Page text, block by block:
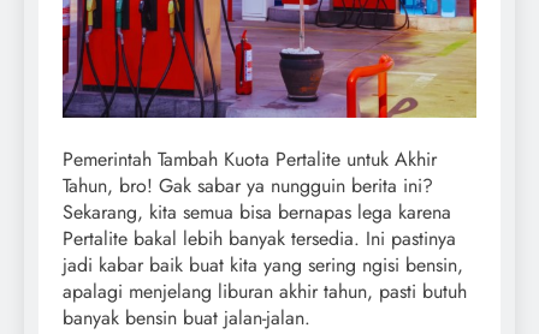
Pemerintah Tambah Kuota Pertalite untuk Akhir
Tahun, bro! Gak sabar ya nungguin berita ini?
Sekarang, kita semua bisa bernapas lega karena
Pertalite bakal lebih banyak tersedia. Ini pastinya
jadi kabar baik buat kita yang sering ngisi bensin,
apalagi menjelang liburan akhir tahun, pasti butuh
banyak bensin buat jalan-jalan.